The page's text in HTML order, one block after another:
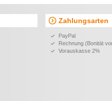
Zahlungsarten
PayPal
Rechnung (Bonität
Vorauskasse 2%